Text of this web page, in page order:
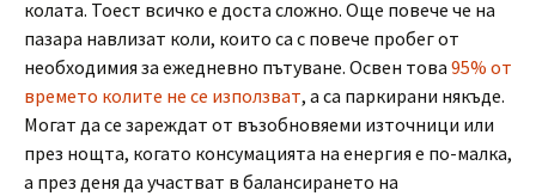
колата. Тоест всичко е доста сложно. Още повече че на
пазара навлизат коли, които са с повече пробег от
необходимия за ежедневно пътуване. Освен това 95% от
времето колите не се използват, а са паркирани някъде.
Могат да се зареждат от възобновяеми източници или
през нощта, когато консумацията на енергия е по-малка,
а през деня да участват в балансирането на